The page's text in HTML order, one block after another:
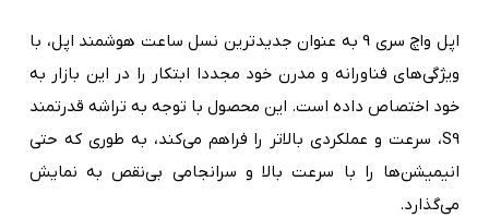
اپل واچ سری 9 به عنوان جدیدترین نسل ساعت هوشمند اپل، با
ویژگی‌های فناورانه و مدرن خود مجددا ابتکار را در این بازار به
خود اختصاص داده است. این محصول با توجه به تراشه قدرتمند
S9، سرعت و عملکردی بالاتر را فراهم می‌کند، به طوری که حتی
انیمیشن‌ها را با سرعت بالا و سرانجامی بی‌نقص به نمایش
می‌گذارد.